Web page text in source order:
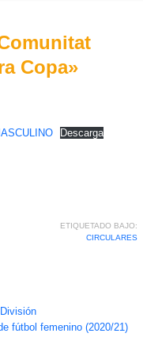
Copa»
Descarga
ETIQUETADO BAJO:
CIRCULARES
fútbol femenino (2020/21)